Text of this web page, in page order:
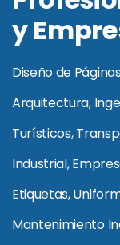
y
Diseño de
Arquitectura,
Turísticos,
Industrial,
Etiquetas,
Mantenimiento